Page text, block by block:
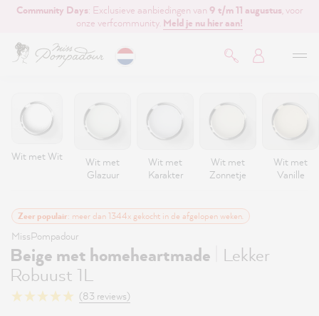
hoofdinhoud
Community Days: Exclusieve aanbiedingen van 9 t/m 11 augustus , voor
onze verfcommunity. Meld je nu hier aan!
Wit met Wit
Wit met
Glazuur
Wit met
Karakter
Wit met
Zonnetje
Wit met
Vanille
Zeer populair: meer dan 1344x gekocht in de afgelopen weken.
MissPompadour
Beige met homeheartmade
Lekker
Robuust 1L
(83 reviews)